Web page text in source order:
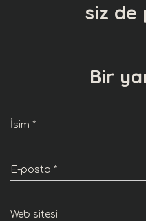
siz de
Bir
İsim *
E-posta *
Web sitesi